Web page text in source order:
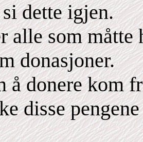
dette igjen.
alle som
donasjoner.
å donere kom
disse